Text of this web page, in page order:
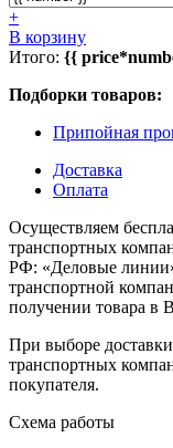
+
В корзину
Итого: {{
Подборки товаров:
Припойная
Доставка
Оплата
Осуществляем
транспортных
РФ: «Деловые
транспортной
получении товара в
При выборе
транспортных
покупателя.
Схема работы